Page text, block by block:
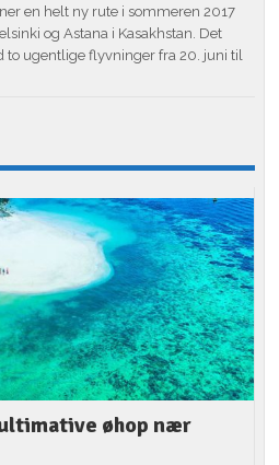
en helt ny rute i sommeren 2017
og Astana i Kasakhstan. Det
to ugentlige flyvninger fra 20. juni til
øhop nær